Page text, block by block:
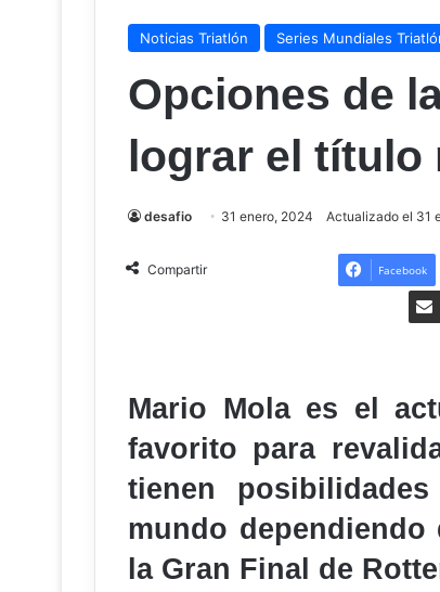
Noticias Triatlón Series Mundiales
Opciones de
lograr el título
desafio 31 enero, 2024 Actualizado el 31
Compartir Facebook
Mario Mola es el
favorito para
tienen
mundo
la Gran Final de